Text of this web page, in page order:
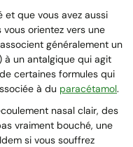
que vous avez aussi
orientez vers une
généralement un
à un antalgique qui agit
certaines formules qui
à du paracétamol.
nasal clair, des
vraiment bouché, une
si vous souffrez